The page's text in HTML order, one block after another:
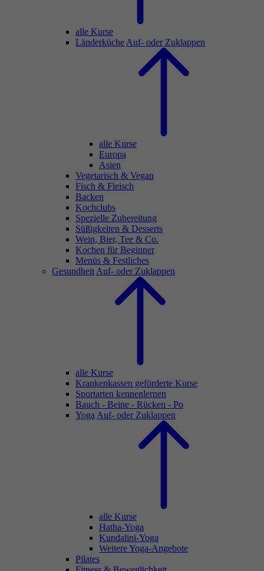
alle Kurse
Länderküche Auf- oder Zuklappen
alle Kurse
Europa
Asien
Vegetarisch & Vegan
Fisch & Fleisch
Backen
Kochclubs
Spezielle Zubereitung
Süßigkeiten & Desserts
Wein, Bier, Tee & Co.
Kochen für Beginner
Menüs & Festliches
Gesundheit Auf- oder Zuklappen
alle Kurse
Krankenkassen geförderte Kurse
Sportarten kennenlernen
Bauch - Beine - Rücken - Po
Yoga Auf- oder Zuklappen
alle Kurse
Hatha-Yoga
Kundalini-Yoga
Weitere Yoga-Angebote
Pilates